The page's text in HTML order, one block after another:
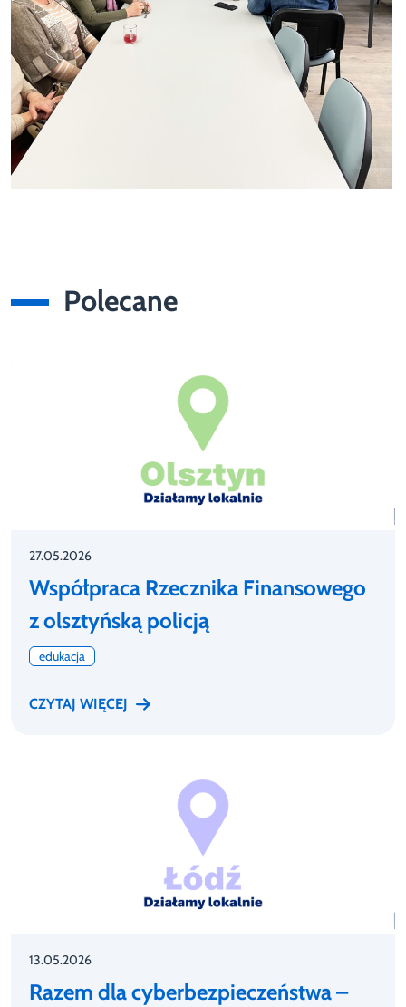
Polecane
27.05.2026
Współpraca Rzecznika Finansowego
z olsztyńską policją
edukacja
CZYTAJ WIĘCEJ
13.05.2026
Razem dla cyberbezpieczeństwa –